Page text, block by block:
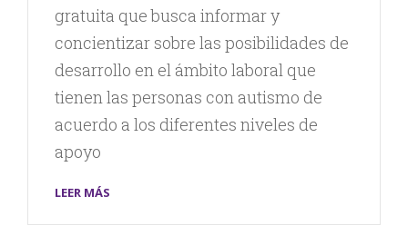
gratuita que busca informar y
concientizar sobre las posibilidades de
desarrollo en el ámbito laboral que
tienen las personas con autismo de
acuerdo a los diferentes niveles de
apoyo
LEER MÁS